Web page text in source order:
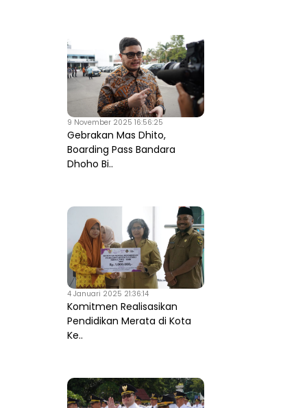
9 November 2025 16:56:25
Gebrakan Mas Dhito,
Boarding Pass Bandara
Dhoho Bi..
4 Januari 2025 21:36:14
Komitmen Realisasikan
Pendidikan Merata di Kota
Ke..